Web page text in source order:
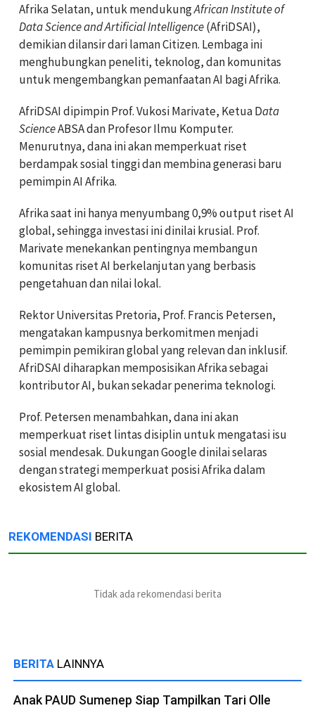
Afrika Selatan, untuk mendukungAfrican Institute of
Data Science and Artificial Intelligence(AfriDSAI),
demikian dilansir dari laman Citizen. Lembaga ini
menghubungkan peneliti, teknolog, dan komunitas
untuk mengembangkan pemanfaatan AI bagi Afrika.
AfriDSAI dipimpin Prof. Vukosi Marivate, Ketua Data
ScienceABSA dan Profesor Ilmu Komputer.
Menurutnya, dana ini akan memperkuat riset
berdampak sosial tinggi dan membina generasi baru
pemimpin AI Afrika.
Afrika saat ini hanya menyumbang 0,9% output riset AI
global, sehingga investasi ini dinilai krusial. Prof.
Marivate menekankan pentingnya membangun
komunitas riset AI berkelanjutan yang berbasis
pengetahuan dan nilai lokal.
Rektor Universitas Pretoria, Prof. Francis Petersen,
mengatakan kampusnya berkomitmen menjadi
pemimpin pemikiran global yang relevan dan inklusif.
AfriDSAI diharapkan memposisikan Afrika sebagai
kontributor AI, bukan sekadar penerima teknologi.
Prof. Petersen menambahkan, dana ini akan
memperkuat riset lintas disiplin untuk mengatasi isu
sosial mendesak. Dukungan Google dinilai selaras
dengan strategi memperkuat posisi Afrika dalam
ekosistem AI global.
REKOMENDASI BERITA
Tidak ada rekomendasi berita
BERITA LAINNYA
Anak PAUD Sumenep Siap Tampilkan Tari Olle